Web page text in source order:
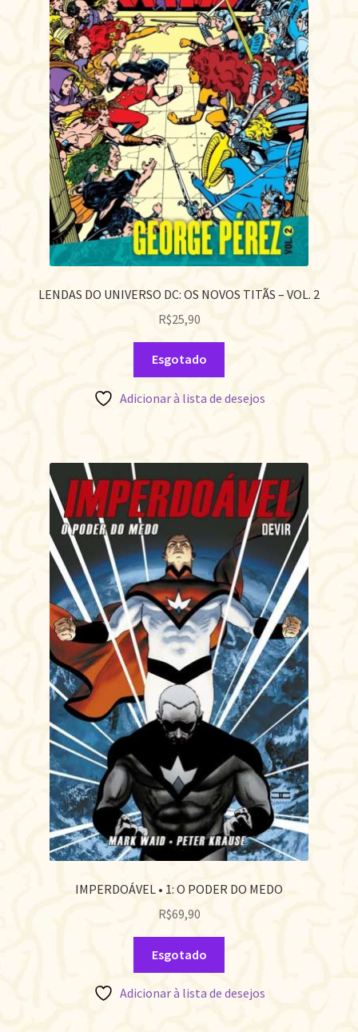
LENDAS DO UNIVERSO DC: OS NOVOS TITÃS – VOL. 2
R$25,90
Esgotado
Adicionar à lista de desejos
IMPERDOÁVEL • 1: O PODER DO MEDO
R$69,90
Esgotado
Adicionar à lista de desejos